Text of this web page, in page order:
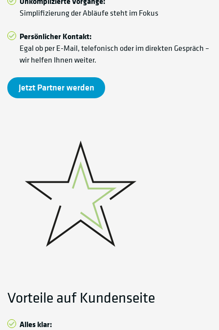
Simplifizierung der Abläufe steht im Fokus
Persönlicher Kontakt:
Egal ob per E-Mail, telefonisch oder im direkten Gespräch –
wir helfen Ihnen weiter.
Jetzt Partner werden
Vorteile auf Kundenseite
Alles klar: